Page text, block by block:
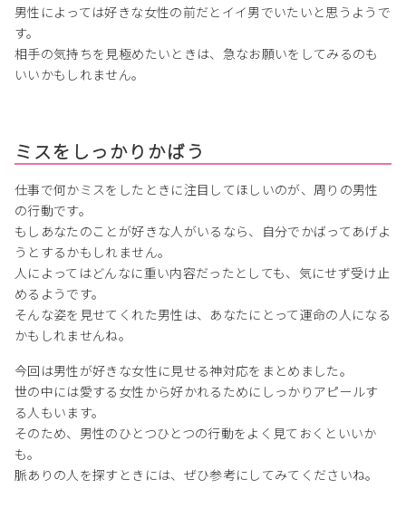
男性によっては好きな女性の前だとイイ男でいたいと思うようで
す。
相手の気持ちを見極めたいときは、急なお願いをしてみるのも
いいかもしれません。
ミスをしっかりかばう
仕事で何かミスをしたときに注目してほしいのが、周りの男性
の行動です。
もしあなたのことが好きな人がいるなら、自分でかばってあげよ
うとするかもしれません。
人によってはどんなに重い内容だったとしても、気にせず受け止
めるようです。
そんな姿を見せてくれた男性は、あなたにとって運命の人になる
かもしれませんね。
今回は男性が好きな女性に見せる神対応をまとめました。
世の中には愛する女性から好かれるためにしっかりアピールす
る人もいます。
そのため、男性のひとつひとつの行動をよく見ておくといいか
も。
脈ありの人を探すときには、ぜひ参考にしてみてくださいね。